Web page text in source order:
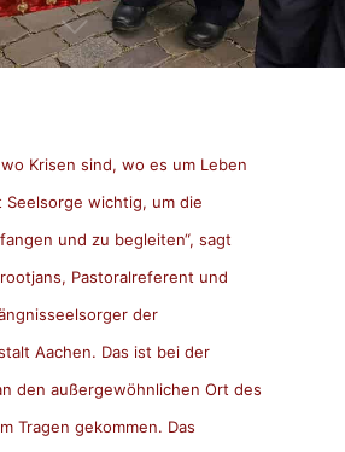
wo Krisen sind, wo es um Leben
Seelsorge wichtig, um die
und zu begleiten“, sagt
Pastoralreferent und
der
Aachen. Das ist bei der
den außergewöhnlichen Ort des
Tragen gekommen. Das